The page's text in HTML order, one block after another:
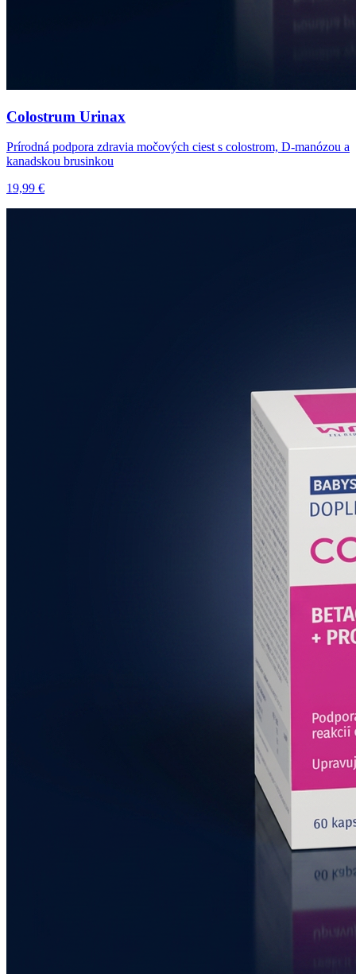
Colostrum Urinax
Prírodná podpora zdravia močových ciest s colostrom, D-manózou a
kanadskou brusinkou
19,99 €